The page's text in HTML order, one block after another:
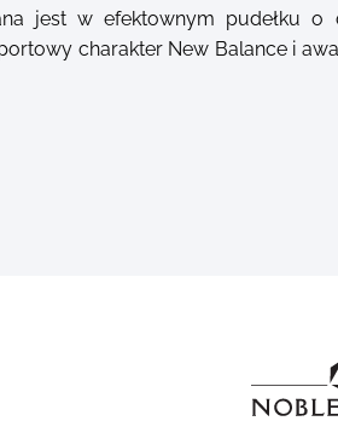
jest w efektownym pudełku
charakter New Balance i